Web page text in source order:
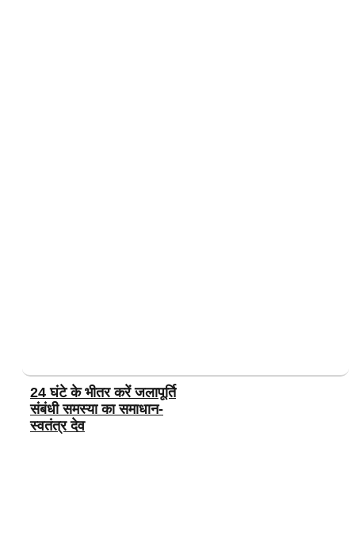
24 घंटे के भीतर करें जलापूर्ति
संबंधी समस्या का समाधान-
स्वतंत्र देव